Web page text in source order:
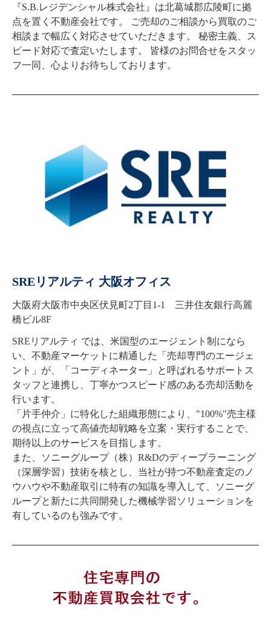
『S.B.レジデンシャル株式会社』は北葛城郡広陵町に拠
点を置く不動産会社です。 ご売却のご相談から買取のご
相談まで幅広く対応させていただきます。 秘密主義、ス
ピード対応で査定いたします。 皆様のお問合せをスタッ
フ一同、心よりお待ちしております。
SREリアルティ 大阪オフィス
大阪府大阪市中央区伏見町2丁目1-1 三井住友銀行高麗
橋ビル8F
SREリアルティ では、米国型のエージェント制になら
い、不動産マーケットに精通した「売却専門のエージェ
ント」が、「コーディネーター」と呼ばれるサポートス
タッフと連携し、丁寧かつスピード感のある売却活動を
行います。
「片手仲介」に特化した組織形態により、"100%"売主様
の視点に立って高値売却戦略を立案・実行することで、
期待以上のサービスを目指します。
また、ソニーグループ（株）R&Dのディープラーニング
（深層学習）技術を核とし、当社が持つ不動産査定のノ
ウハウや不動産取引に特有の知識を導⼊して、ソニーグ
ループと新たに共同開発した機械学習ソリューションを
有しているのも強みです。